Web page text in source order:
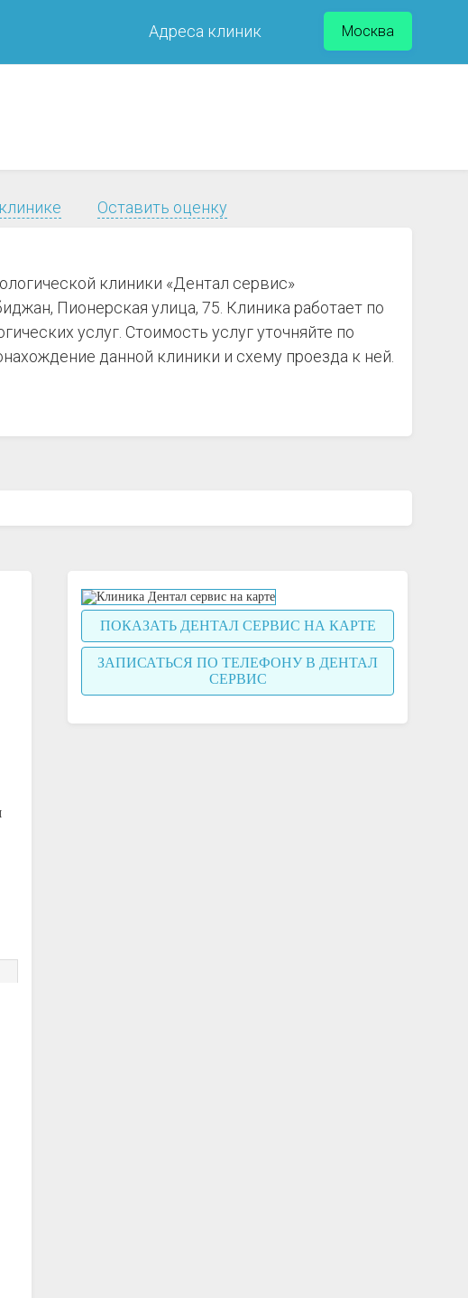
Адреса клиник Москва
Оставить оценку
клиники «Дентал сервис»
Пионерская улица, 75. Клиника работает по
услуг. Стоимость услуг уточняйте по
данной клиники и схему проезда к ней.
ПОКАЗАТЬ ДЕНТАЛ СЕРВИС НА КАРТЕ
ЗАПИСАТЬСЯ ПО ТЕЛЕФОНУ В ДЕНТАЛ
СЕРВИС